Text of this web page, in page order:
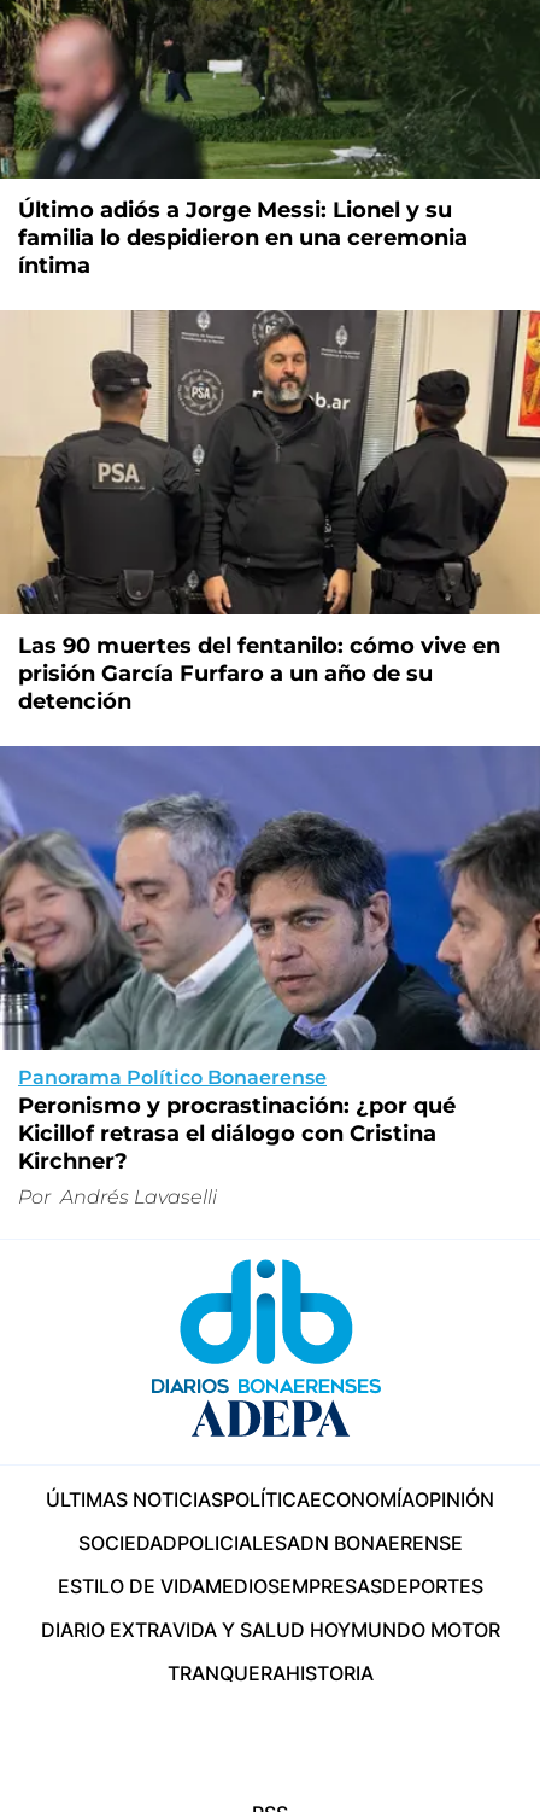
Último adiós a Jorge Messi: Lionel y su
familia lo despidieron en una ceremonia
íntima
Las 90 muertes del fentanilo: cómo vive en
prisión García Furfaro a un año de su
detención
Panorama Político Bonaerense
Peronismo y procrastinación: ¿por qué
Kicillof retrasa el diálogo con Cristina
Kirchner?
Por Andrés Lavaselli
ÚLTIMAS NOTICIASPOLÍTICAECONOMÍAOPINIÓN
SOCIEDADPOLICIALESADN BONAERENSE
ESTILO DE VIDAMEDIOSEMPRESASDEPORTES
DIARIO EXTRAVIDA Y SALUD HOYMUNDO MOTOR
TRANQUERAHISTORIA